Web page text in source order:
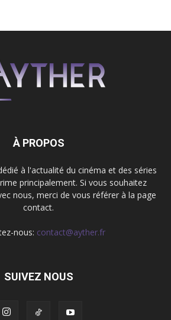
À PROPOS
à l'actualité du cinéma et des séries
principalement. Si vous souhaitez
nous, merci de vous référer à la page
contact.
nous: contact@ayther.fr
SUIVEZ NOUS